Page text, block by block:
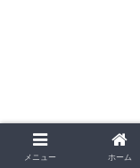
メニュー ホーム